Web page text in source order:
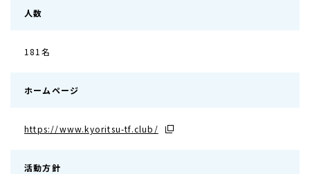
人数
181名
ホームページ
https://www.kyoritsu-tf.club/
活動方針